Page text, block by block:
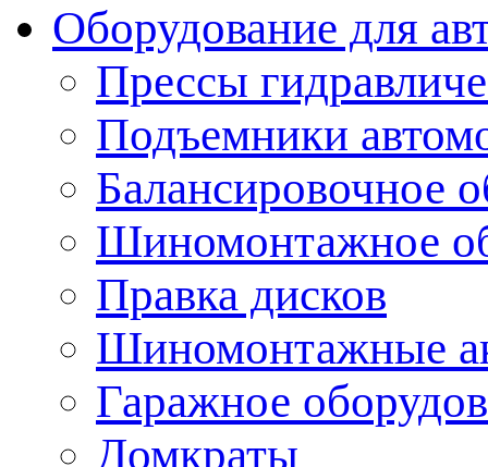
Оборудование для
Прессы
Подъемники
Балансировочное
Шиномонтажное
Правка дисков
Шиномонтажные
Гаражное
Домкраты